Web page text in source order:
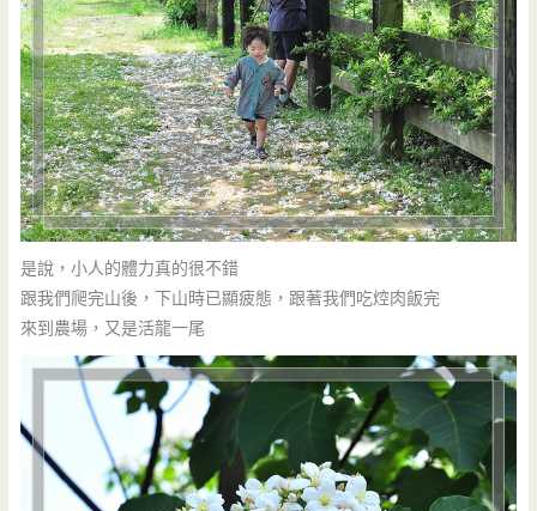
是說，小人的體力真的很不錯
跟我們爬完山後，下山時已顯疲態，跟著我們吃焢肉飯完
來到農場，又是活龍一尾